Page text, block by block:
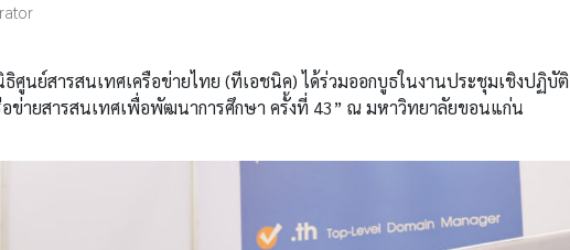
ศูนย์สารสนเทศเครือข่ายไทย (ทีเอชนิค) ได้ร่วมออกบูธในงานประชุมเชิงปฏิบัติ
อข่ายสารสนเทศเพื่อพัฒนาการศึกษา ครั้งที่ 43” ณ มหาวิทยาลัยขอนแก่น